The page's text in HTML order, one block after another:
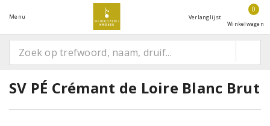
Menu Verlanglijst
0
Winkelwagen
SV PÉ Crémant de Loire Blanc Brut